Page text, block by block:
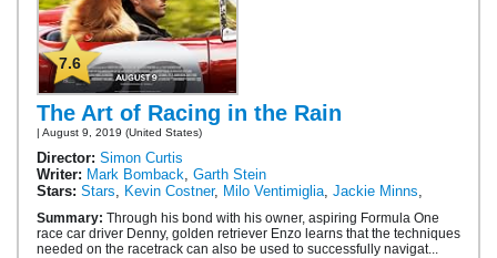
7.6
The Art of Racing in the Rain
| August 9, 2019 (United States)
Director: Simon Curtis
Writer: Mark Bomback Garth Stein
Stars: Stars Kevin Costner, Milo Ventimiglia Jackie Minns
Summary: Through his bond with his owner, aspiring Formula One
race car driver Denny, golden retriever Enzo learns that the techniques
needed on the racetrack can also be used to successfully navigat...